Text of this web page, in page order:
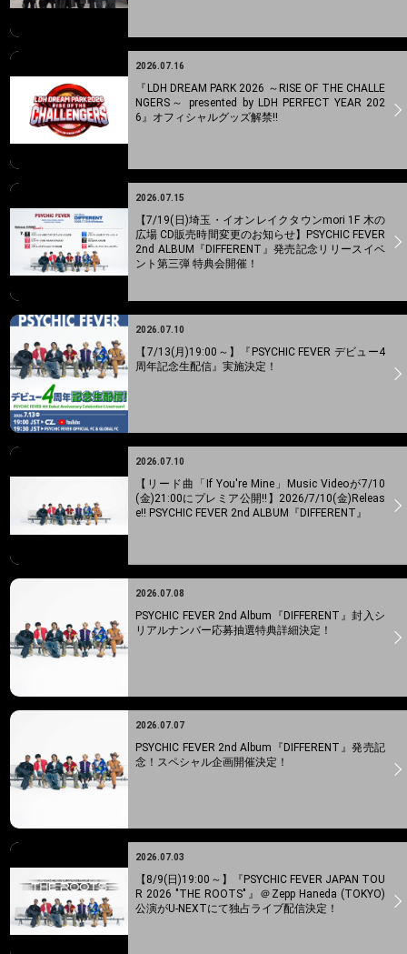
2026.07.16
『LDH DREAM PARK 2026 ～RISE OF THE CHALLE
NGERS～ presented by LDH PERFECT YEAR 202
6』オフィシャルグッズ解禁!!
2026.07.15
【7/19(日)埼玉・イオンレイクタウンmori 1F 木の
広場 CD販売時間変更のお知らせ】PSYCHIC FEVER
2nd ALBUM『DIFFERENT』発売記念リリースイベ
ント第三弾 特典会開催！
2026.07.10
【7/13(月)19:00～】『PSYCHIC FEVER デビュー4
周年記念生配信』実施決定！
2026.07.10
【リード曲「If You're Mine」Music Videoが7/10
(金)21:00にプレミア公開!!】2026/7/10(金)Releas
e!! PSYCHIC FEVER 2nd ALBUM『DIFFERENT』
2026.07.08
PSYCHIC FEVER 2nd Album『DIFFERENT』封入シ
リアルナンバー応募抽選特典詳細決定！
2026.07.07
PSYCHIC FEVER 2nd Album『DIFFERENT』発売記
念！スペシャル企画開催決定！
2026.07.03
【8/9(日)19:00～】『PSYCHIC FEVER JAPAN TOU
R 2026 "THE ROOTS"』＠Zepp Haneda (TOKYO)
公演がU-NEXTにて独占ライブ配信決定！